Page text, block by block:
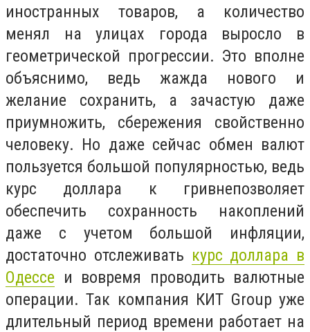
иностранных товаров, а количество
менял на улицах города выросло в
геометрической прогрессии. Это вполне
объяснимо, ведь жажда нового и
желание сохранить, а зачастую даже
приумножить, сбережения свойственно
человеку. Но даже сейчас обмен валют
пользуется большой популярностью, ведь
курс доллара к гривнепозволяет
обеспечить сохранность накоплений
даже с учетом большой инфляции,
достаточно отслеживать курс доллара в
Одессе и вовремя проводить валютные
операции. Так компания КИТ Group уже
длительный период времени работает на